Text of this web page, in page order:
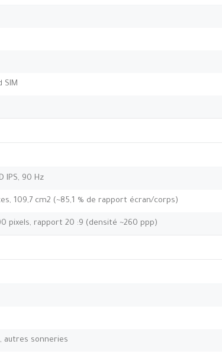
SIM
IPS, 90 Hz
109,7 cm2 (~85,1 % de rapport écran/corps)
pixels, rapport 20 :9 (densité ~260 ppp)
autres sonneries